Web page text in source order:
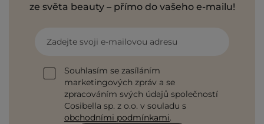
ze světa beauty – přímo do vašeho e-mailu!
Zadejte svoji e-mailovou adresu
Souhlasím se zasíláním
marketingových zpráv a se
zpracováním svých údajů společností
Cosibella sp. z o.o. v souladu s
obchodními podmínkami.